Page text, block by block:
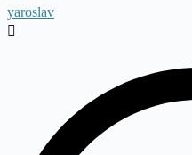
yaroslav